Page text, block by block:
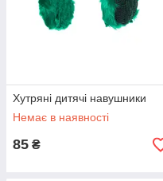
Хутряні дитячі навушники
Немає в наявності
85 ₴